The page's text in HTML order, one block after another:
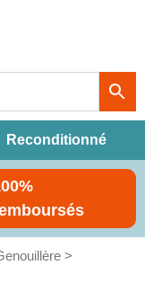
Reconditionné
>